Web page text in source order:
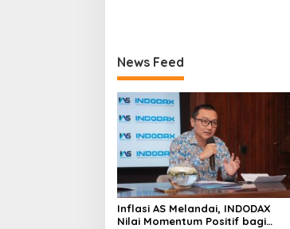
News Feed
Inflasi AS Melandai, INDODAX
Nilai Momentum Positif bagi